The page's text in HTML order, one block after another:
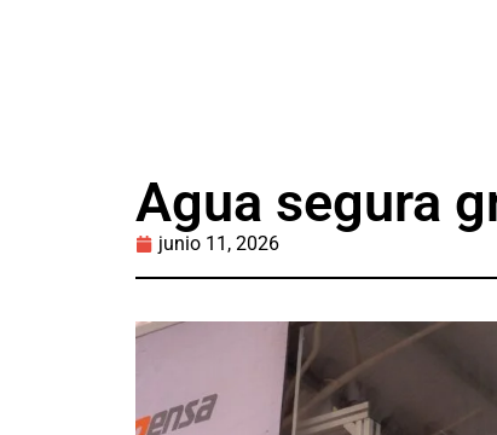
Agua segura
junio 11, 2026